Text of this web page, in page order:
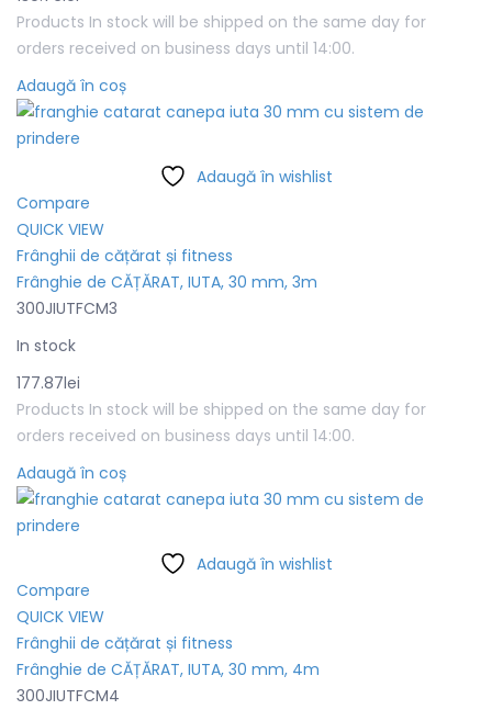
Products In stock will be shipped on the same day for
orders received on business days until 14:00.
Adaugă în coș
Adaugă în wishlist
Compare
QUICK VIEW
Frânghii de cățărat și fitness
Frânghie de CĂȚĂRAT, IUTA, 30 mm, 3m
300JIUTFCM3
In stock
177.87lei
Products In stock will be shipped on the same day for
orders received on business days until 14:00.
Adaugă în coș
Adaugă în wishlist
Compare
QUICK VIEW
Frânghii de cățărat și fitness
Frânghie de CĂȚĂRAT, IUTA, 30 mm, 4m
300JIUTFCM4